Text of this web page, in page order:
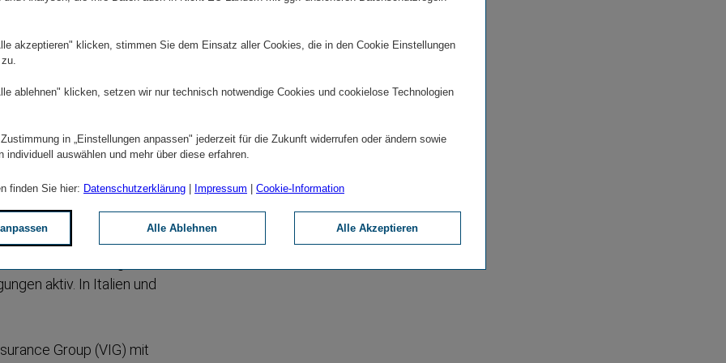
sowohl im Bereich
tätig. Im
klare
Wien ist eine der
Österreich
Estland,
Polen, Rumänien,
der Türkei, Ungarn,
aktiv. In Italien und
Group (VIG) mit
akzeptieren" klicken, stimmen Sie dem Einsatz aller Cookies, die in den Cookie Einstellungen
ablehnen" klicken, setzen wir nur technisch notwendige Cookies und cookielose Technologien
in „Einstellungen anpassen" jederzeit für die Zukunft widerrufen oder ändern sowie
individuell auswählen und mehr über diese erfahren.
finden Sie hier: Datenschutzerklärung Impressum Cookie-Information
Alle Ablehnen Alle Akzeptieren